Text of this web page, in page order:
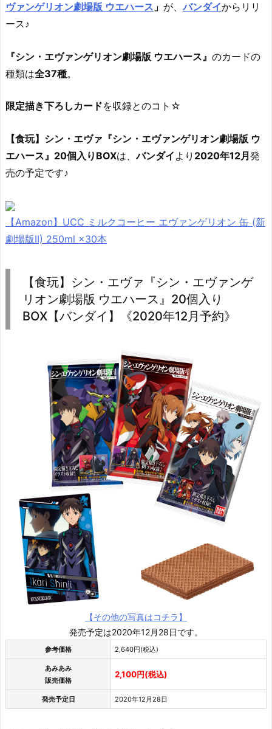
ヴァンゲリオン劇場版 ウエハース 」 が、バンダイからリリ
ース♪
『シン・エヴァンゲリオン劇場版 ウエハース』 のカードの
種類は全37種。
限定描き下ろしカードを収録とのコト☆
【食玩】シン・エヴァ『シン・エヴァンゲリオン劇場版 ウ
エハース』20個入りBOXは、バンダイ より 2020年12月発
売の予定です♪
【Amazon】UCC ミルクコーヒー エヴァンゲリオン 缶 (新
劇場版II) 250ml ×30本
【食玩】シン・エヴァ『シン・エヴァンゲ
リオン劇場版 ウエハース』20個入り
BOX【バンダイ】《2020年12月予約》
【その他の写真はコチラ】
発売予定は2020年12月28日です。
参考価格 2,640円(税込)
あみあみ
販売価格
2,100円(税込)
発売予定日 2020年12月28日